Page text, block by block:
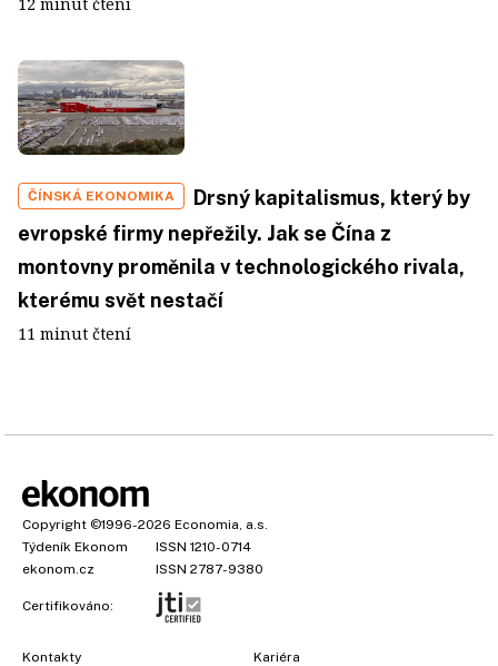
ČÍNSKÁ EKONOMIKA
Drsný kapitalismus, který by
evropské firmy nepřežily. Jak se Čína z
montovny proměnila v technologického rivala,
kterému svět nestačí
11 minut čtení
Copyright ©1996-2026 Economia, a.s.
Týdeník Ekonom
ISSN 1210-0714
ekonom.cz
ISSN 2787-9380
Certifikováno:
Kontakty Kariéra